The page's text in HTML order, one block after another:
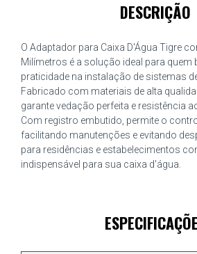
DESCRIÇÃO
O Adaptador para Caixa D'Água Tigre
Milímetros é a solução ideal para quem
praticidade na instalação de sistemas
Fabricado com materiais de alta
garante vedação perfeita e resistência
Com registro embutido, permite o
facilitando manutenções e evitando
para residências e estabelecimentos
indispensável para sua caixa d'água.